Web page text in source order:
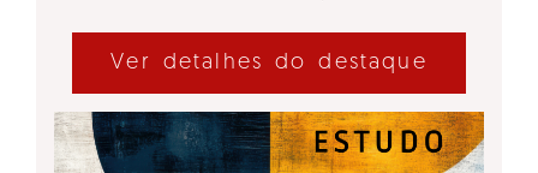
Ver detalhes do destaque